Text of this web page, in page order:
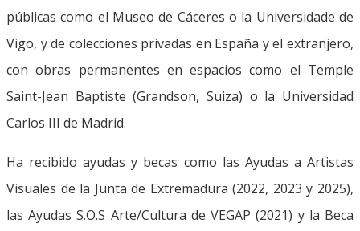
públicas como el Museo de Cáceres o la Universidade de
Vigo, y de colecciones privadas en España y el extranjero,
con obras permanentes en espacios como el Temple
Saint-Jean Baptiste (Grandson, Suiza) o la Universidad
Carlos III de Madrid.
Ha recibido ayudas y becas como las Ayudas a Artistas
Visuales de la Junta de Extremadura (2022, 2023 y 2025),
las Ayudas S.O.S Arte/Cultura de VEGAP (2021) y la Beca